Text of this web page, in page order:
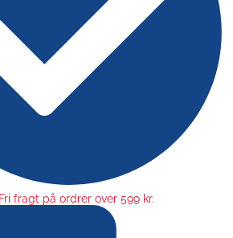
fragt på ordrer over 599 kr.